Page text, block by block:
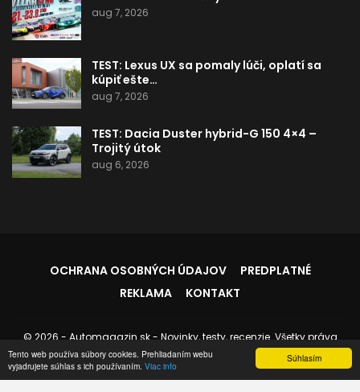
Súhlasím
Tento web používa súbory cookies. Prehliadaním webu
vyjadrujete súhlas s ich používaním. Viac info
aug 7, 2026
TEST: Lexus UX sa pomaly lúči, oplatí sa
kúpiť ešte…
aug 7, 2026
TEST: Dacia Duster hybrid-G 150 4×4 –
Trojitý útok
aug 6, 2026
OCHRANA OSOBNÝCH ÚDAJOV
PREDPLATNÉ
REKLAMA
KONTAKT
© 2026 - Automagazin.sk - Novinky, testy, recenzie. Všetky práva
vyhradené.
Stránku spravuje: